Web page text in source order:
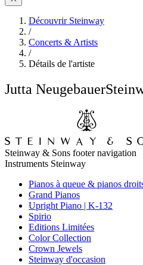
Découvrir Steinway
/
Concerts & Artists
/
Détails de l'artiste
Jutta Neugebauer
Steinway & Sons footer navigation
Instruments Steinway
Pianos à queue & pianos
Grand Pianos
Upright Piano | K-132
Spirio
Editions Limitées
Color Collection
Crown Jewels
Steinway d'occasion